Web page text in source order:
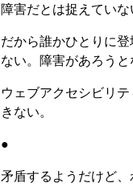
障害だとは捉えていな
だから誰かひとりに
ない。障害があろうと
ウェブアクセシビリ
きない。
●
矛盾するようだけど